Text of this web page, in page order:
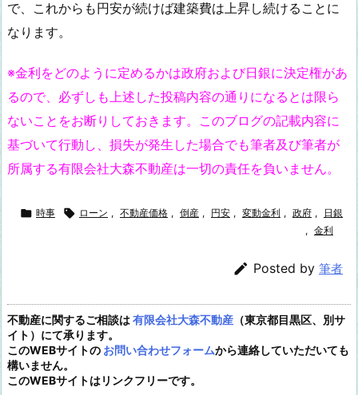
で、これからも円安が続けば建築費は上昇し続けることに
なります。
※金利をどのように定めるかは政府および日銀に決定権があ
るので、必ずしも上述した投稿内容の通りになるとは限ら
ないことをお断りしておきます。このブログの記載内容に
基づいて行動し、損失が発生した場合でも筆者及び筆者が
所属する有限会社大森不動産は一切の責任を負いません。
 時事  ローン , 不動産価格 , 倒産 , 円安 , 変動金利 , 政府 ,
日銀
, 金利
 Posted by 筆者
不動産に関するご相談は有限会社大森不動産 （東京都目黒区、別サ
イト）にて承ります。
このWEBサイトの お問い合わせフォームから連絡していただいても
構いません。
このWEBサイトはリンクフリーです。